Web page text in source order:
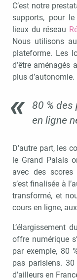
C’est notre
supports, pour
lieux du réseau
Nous utilisons
plateforme. Les
d’être aménagés
plus d’autonomie.
80 %
en ligne
D’autre part, les
le Grand Palais
avec des scores
s’est finalisée à
transformé, et
cours en ligne,
L’élargissement
offre numérique
par exemple, 80
pas parisiens.
d’ailleurs en